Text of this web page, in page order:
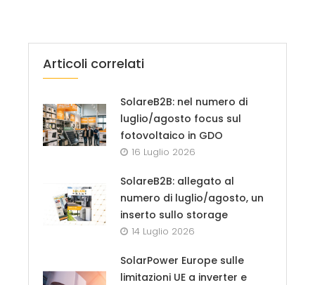
Articoli correlati
SolareB2B: nel numero di
luglio/agosto focus sul
fotovoltaico in GDO
16 Luglio 2026
SolareB2B: allegato al
numero di luglio/agosto, un
inserto sullo storage
14 Luglio 2026
SolarPower Europe sulle
limitazioni UE a inverter e